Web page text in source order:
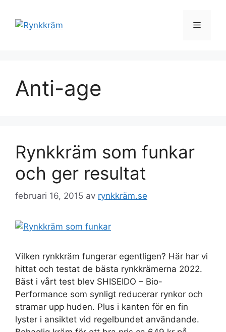
innehåll
Meny
Anti-age
Rynkkräm som funkar
och ger resultat
februari 16, 2015 av rynkkräm.se
Vilken rynkkräm fungerar egentligen? Här har vi
hittat och testat de bästa rynkkrämerna 2022.
Bäst i vårt test blev SHISEIDO – Bio-
Performance som synligt reducerar rynkor och
stramar upp huden. Plus i kanten för en fin
lyster i ansiktet vid regelbundet användande.